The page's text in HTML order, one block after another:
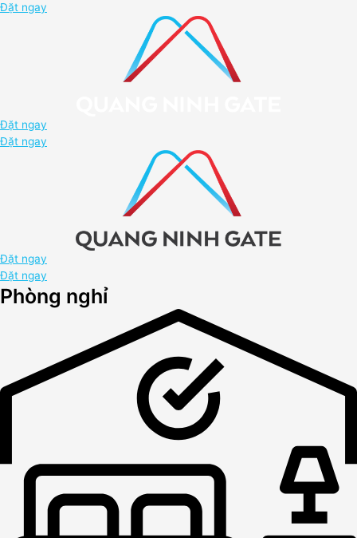
Đặt ngay
Đặt ngay
Đặt ngay
Đặt ngay
Đặt ngay
Phòng nghỉ